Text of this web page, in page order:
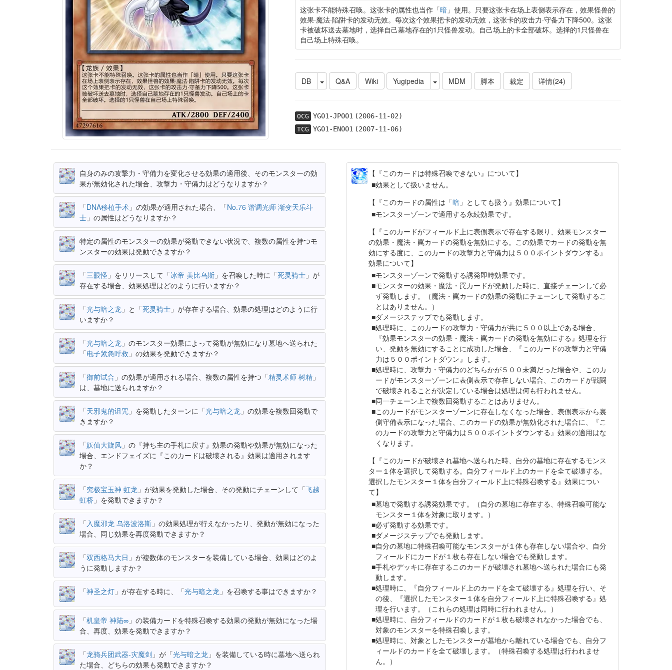
这张卡不能特殊召唤。这张卡的属性也当作「暗 」使用。只要这张卡在场上表侧表示存在，效果怪兽的
效果·魔法·陷阱卡的发动无效。每次这个效果把卡的发动无效，这张卡的攻击力·守备力下降500。这张
卡被破坏送去墓地时，选择自己墓地存在的1只怪兽发动。自己场上的卡全部破坏。选择的1只怪兽在
自己场上特殊召唤。
DB Q&A Wiki Yugipedia MDM 脚本 裁定 详情(24)
OCG YG01-JP001(2006-11-02)
TCG YG01-EN001(2007-11-06)
自身のみの攻撃力・守備力を変化させる効果の適用後、そのモンスターの効
果が無効化された場合、攻撃力・守備力はどうなりますか？
「DNA移植手术 」の効果が適用された場合、「No.76 谐调光师 渐变天乐斗
士 」の属性はどうなりますか？
特定の属性のモンスターの効果が発動できない状況で、複数の属性を持つモ
ンスターの効果は発動できますか？
「三眼怪 」をリリースして「冰帝 美比乌斯 」を召喚した時に「死灵骑士 」が
存在する場合、効果処理はどのように行いますか？
「光与暗之龙 」と「死灵骑士 」が存在する場合、効果の処理はどのように行
いますか？
「光与暗之龙 」のモンスター効果によって発動が無効になり墓地へ送られた
「电子紧急呼救 」の効果を発動できますか？
「御前试合 」の効果が適用される場合、複数の属性を持つ「精灵术师 树精 」
は、墓地に送られますか？
「天邪鬼的诅咒 」を発動したターンに「光与暗之龙 」の効果を複数回発動で
きますか？
「妖仙大旋风 」の『持ち主の手札に戻す』効果の発動や効果が無効になった
場合、エンドフェイズに『このカードは破壊される』効果は適用されます
か？
「究极宝玉神 虹龙 」が効果を発動した場合、その発動にチェーンして「飞越
虹桥 」を発動できますか？
「 入魔邪龙 乌洛波洛斯 」の効果処理が行えなかったり、発動が無効になった
場合、同じ効果を再度発動できますか？
「双西格马大日 」が複数体のモンスターを装備している場合、効果はどのよ
うに発動しますか？
「神圣之灯 」が存在する時に、「光与暗之龙 」を召喚する事はできますか？
「机皇帝 神陆∞ 」の装備カードを特殊召喚する効果の発動が無効になった場
合、再度、効果を発動できますか？
「龙骑兵团武器-灾魔剑 」が「光与暗之龙 」を装備している時に墓地へ送られ
た場合、どちらの効果も発動できますか？
【『このカードは特殊召喚できない』について】
効果として扱いません。
【『このカードの属性は「暗 」としても扱う』効果について】
モンスターゾーンで適用する永続効果です。
【『このカードがフィールド上に表側表示で存在する限り、効果モンスター
の効果・魔法・罠カードの発動を無効にする。この効果でカードの発動を無
効にする度に、このカードの攻撃力と守備力は５００ポイントダウンする』
効果について】
モンスターゾーンで発動する誘発即時効果です。
モンスターの効果・魔法・罠カードが発動した時に、直接チェーンして必
ず発動します。（魔法・罠カードの効果の発動にチェーンして発動するこ
とはありません。）
ダメージステップでも発動します。
処理時に、このカードの攻撃力・守備力が共に５００以上である場合、
『効果モンスターの効果・魔法・罠カードの発動を無効にする』処理を行
い、発動を無効にすることに成功した場合、『このカードの攻撃力と守備
力は５００ポイントダウン』します。
処理時に、攻撃力・守備力のどちらかが５００未満だった場合や、このカ
ードがモンスターゾーンに表側表示で存在しない場合、このカードが戦闘
で破壊されることが決定している場合は処理は何も行われません。
同一チェーン上で複数回発動することはありません。
このカードがモンスターゾーンに存在しなくなった場合、表側表示から裏
側守備表示になった場合、このカードの効果が無効化された場合に、『こ
のカードの攻撃力と守備力は５００ポイントダウンする』効果の適用はな
くなります。
【『このカードが破壊され墓地へ送られた時、自分の墓地に存在するモンス
ター１体を選択して発動する。自分フィールド上のカードを全て破壊する。
選択したモンスター１体を自分フィールド上に特殊召喚する』効果につい
て】
墓地で発動する誘発効果です。（自分の墓地に存在する、特殊召喚可能な
モンスター１体を対象に取ります。）
必ず発動する効果です。
ダメージステップでも発動します。
自分の墓地に特殊召喚可能なモンスターが１体も存在しない場合や、自分
フィールドにカードが１枚も存在しない場合でも発動します。
手札やデッキに存在するこのカードが破壊され墓地へ送られた場合にも発
動します。
処理時に、『自分フィールド上のカードを全て破壊する』処理を行い、そ
の後、『選択したモンスター１体を自分フィールド上に特殊召喚する』処
理を行います。（これらの処理は同時に行われません。）
処理時に、自分フィールドのカードが１枚も破壊されなかった場合でも、
対象のモンスターを特殊召喚します。
処理時に、対象としたモンスターが墓地から離れている場合でも、自分フ
ィールドのカードを全て破壊します。（特殊召喚する処理は行われませ
ん。）